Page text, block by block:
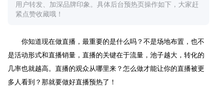
用户转发、加深品牌印象。具体后台预热页操作如下，大家赶
紧点赞收藏哦！
你知道现在做直播，最重要的是什么吗？不是场地布置，也不
是活动形式和直播销量，直播的关键在于流量，池子越大，转化的
几率也就越高。直播的观众从哪里来？怎么做才能让你的直播被更
多人看到？那就要做好直播预热了！